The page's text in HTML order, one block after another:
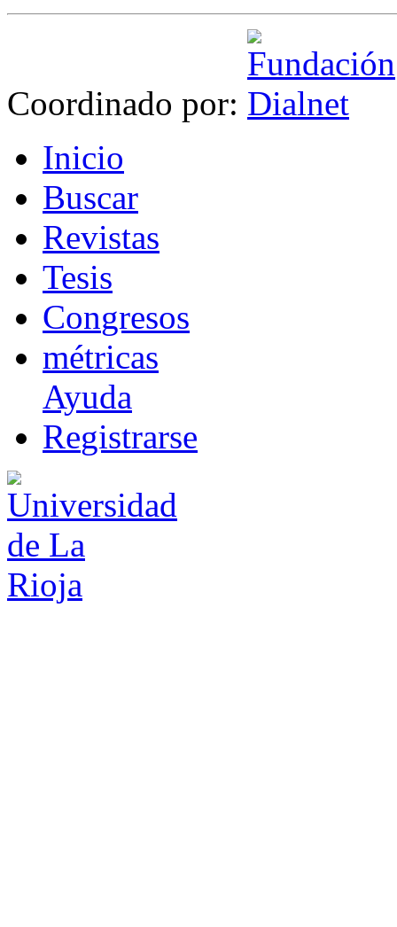
Coordinado por:
Inicio
Buscar
Revistas
Tesis
Congresos
métricas
Ayuda
Registrarse